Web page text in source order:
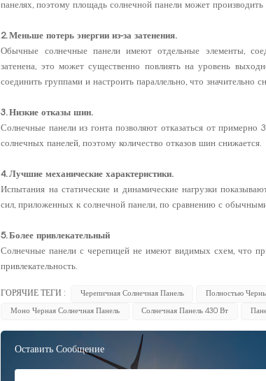
панелях, поэтому площадь солнечной панели может производить
2. Меньше потерь энергии из-за затенения.
Обычные солнечные панели имеют отдельные элементы,
затенена, это может существенно повлиять на уровень
соединить группами и настроить параллельно, что значительно
3. Низкие отказы шин.
Солнечные панели из гонта позволяют отказаться от
солнечных панелей, поэтому количество отказов шин снижается.
4. Лучшие механические характеристики.
Испытания на статические и динамические нагрузки
сил, приложенных к солнечной панели, по сравнению с
5. Более привлекательный
Солнечные панели с черепицей не имеют видимых схем, что
привлекательность.
ГОРЯЧИЕ ТЕГИ : Черепичная Солнечная Панель Полностью
Моно Черная Солнечная Панель Солнечная Панель 430 Вт
Оставить Сообщение